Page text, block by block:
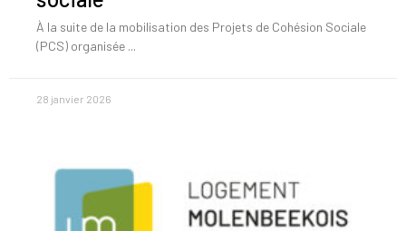
À la suite de la mobilisation des Projets de Cohésion Sociale
(PCS) organisée
28 janvier 2026